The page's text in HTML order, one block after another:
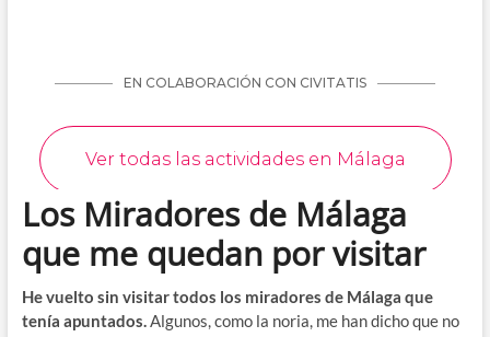
Los Miradores de Málaga
que me quedan por visitar
He vuelto sin visitar todos los miradores de Málaga que
tenía apuntados.Algunos, como la noria, me han dicho que no